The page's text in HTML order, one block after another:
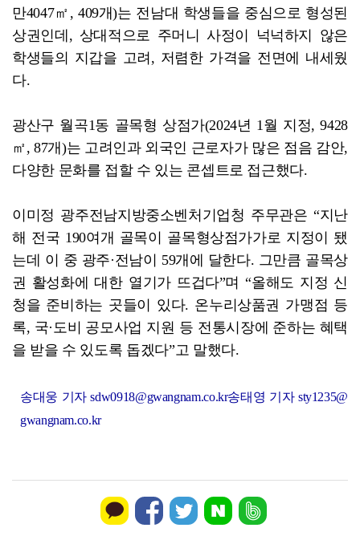
만4047㎡, 409개)는 전남대 학생들을 중심으로 형성된
상권인데, 상대적으로 주머니 사정이 넉넉하지 않은
학생들의 지갑을 고려, 저렴한 가격을 전면에 내세웠
다.
광산구 월곡1동 골목형 상점가(2024년 1월 지정, 9428
㎡, 87개)는 고려인과 외국인 근로자가 많은 점음 감안,
다양한 문화를 접할 수 있는 콘셉트로 접근했다.
이미정 광주전남지방중소벤처기업청 주무관은 “지난
해 전국 190여개 골목이 골목형상점가가로 지정이 됐
는데 이 중 광주·전남이 59개에 달한다. 그만큼 골목상
권 활성화에 대한 열기가 뜨겁다”며 “올해도 지정 신
청을 준비하는 곳들이 있다. 온누리상품권 가맹점 등
록, 국·도비 공모사업 지원 등 전통시장에 준하는 혜택
을 받을 수 있도록 돕겠다”고 말했다.
송대웅 기자 sdw0918@gwangnam.co.kr송태영 기자 sty1235@
gwangnam.co.kr